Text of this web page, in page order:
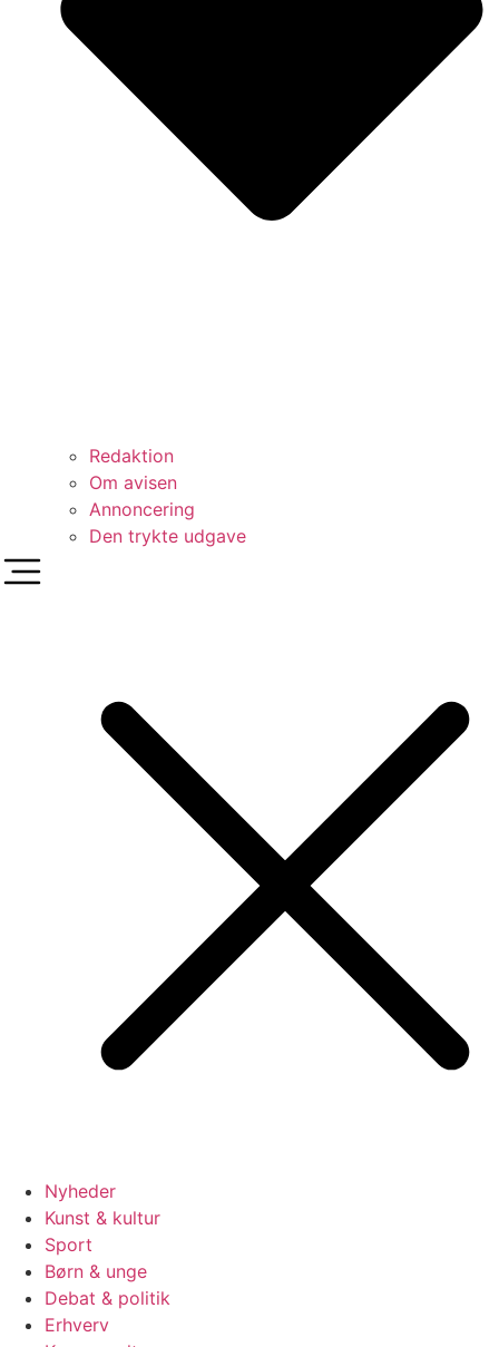
Redaktion
Om avisen
Annoncering
Den trykte udgave
Nyheder
Kunst & kultur
Sport
Børn & unge
Debat & politik
Erhverv